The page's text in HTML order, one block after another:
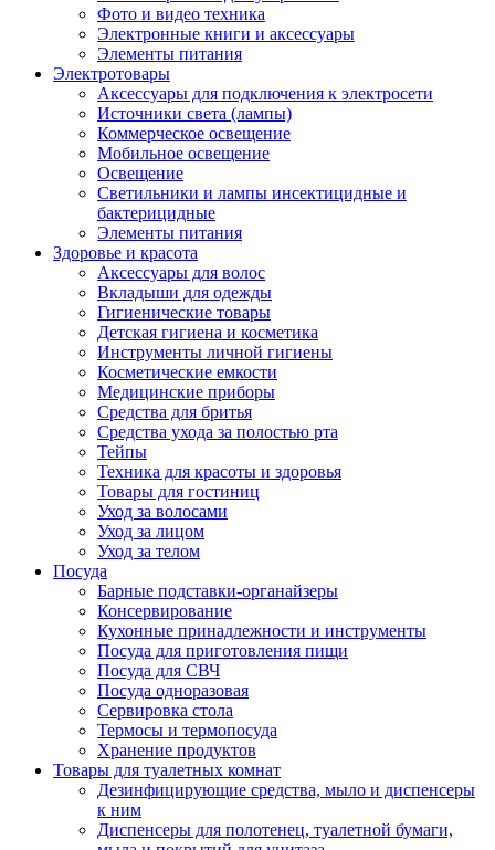
Фото и видео техника
Электронные книги и аксессуары
Элементы питания
Электротовары
Аксессуары для подключения к электросети
Источники света (лампы)
Коммерческое освещение
Мобильное освещение
Освещение
Светильники и лампы инсектицидные и
бактерицидные
Элементы питания
Здоровье и красота
Аксессуары для волос
Вкладыши для одежды
Гигиенические товары
Детская гигиена и косметика
Инструменты личной гигиены
Косметические емкости
Медицинские приборы
Средства для бритья
Средства ухода за полостью рта
Тейпы
Техника для красоты и здоровья
Товары для гостиниц
Уход за волосами
Уход за лицом
Уход за телом
Посуда
Барные подставки-органайзеры
Консервирование
Кухонные принадлежности и инструменты
Посуда для приготовления пищи
Посуда для СВЧ
Посуда одноразовая
Сервировка стола
Термосы и термопосуда
Хранение продуктов
Товары для туалетных комнат
Дезинфицирующие средства, мыло и диспенсеры
к ним
Диспенсеры для полотенец, туалетной бумаги,